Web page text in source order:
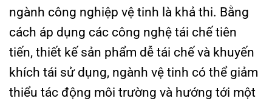
ngành công nghiệp vệ tinh là khả thi. Bằng
cách áp dụng các công nghệ tái chế tiên
tiến, thiết kế sản phẩm dễ tái chế và khuyến
khích tái sử dụng, ngành vệ tinh có thể giảm
thiểu tác động môi trường và hướng tới một